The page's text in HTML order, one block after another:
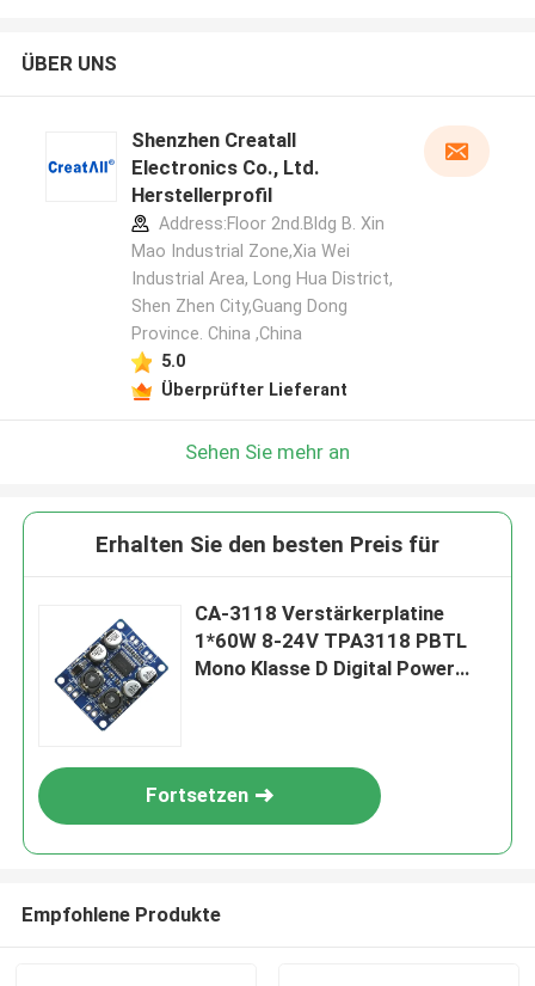
ÜBER UNS
Shenzhen Creatall
Electronics Co., Ltd.
Herstellerprofil
Address:Floor 2nd.Bldg B. Xin
Mao Industrial Zone,Xia Wei
Industrial Area, Long Hua District,
Shen Zhen City,Guang Dong
Province. China ,China
5.0
Überprüfter Lieferant
Sehen Sie mehr an
Erhalten Sie den besten Preis für
CA-3118 Verstärkerplatine
1*60W 8-24V TPA3118 PBTL
Mono Klasse D Digital Power
Fortsetzen
Empfohlene Produkte